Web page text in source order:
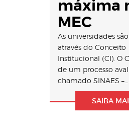
máxima
MEC
As universidades
através do Conceito
Institucional (CI). O
de um processo
chamado SINAES –…
SAIBA